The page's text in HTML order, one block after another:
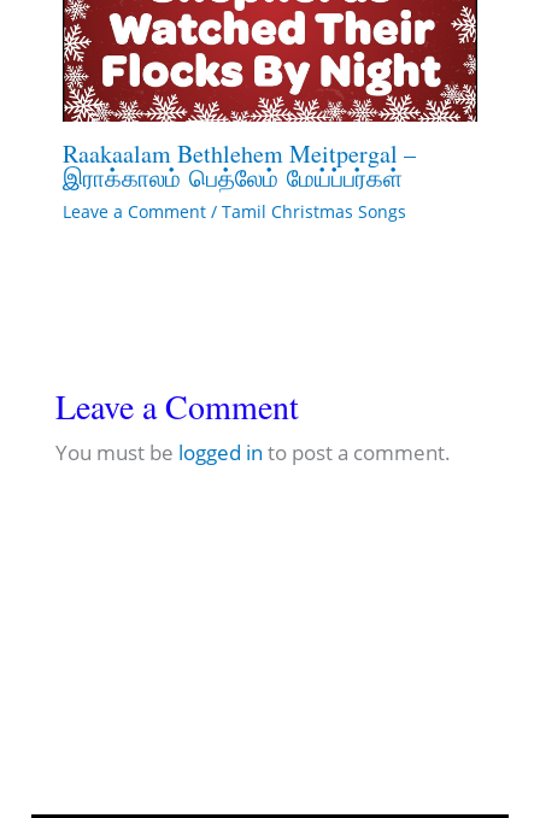
Raakaalam Bethlehem Meitpergal –
இராக்காலம் பெத்லேம் மேய்ப்பர்கள்
Leave a Comment / Tamil Christmas Songs
Leave a Comment
You must be logged in to post a comment.